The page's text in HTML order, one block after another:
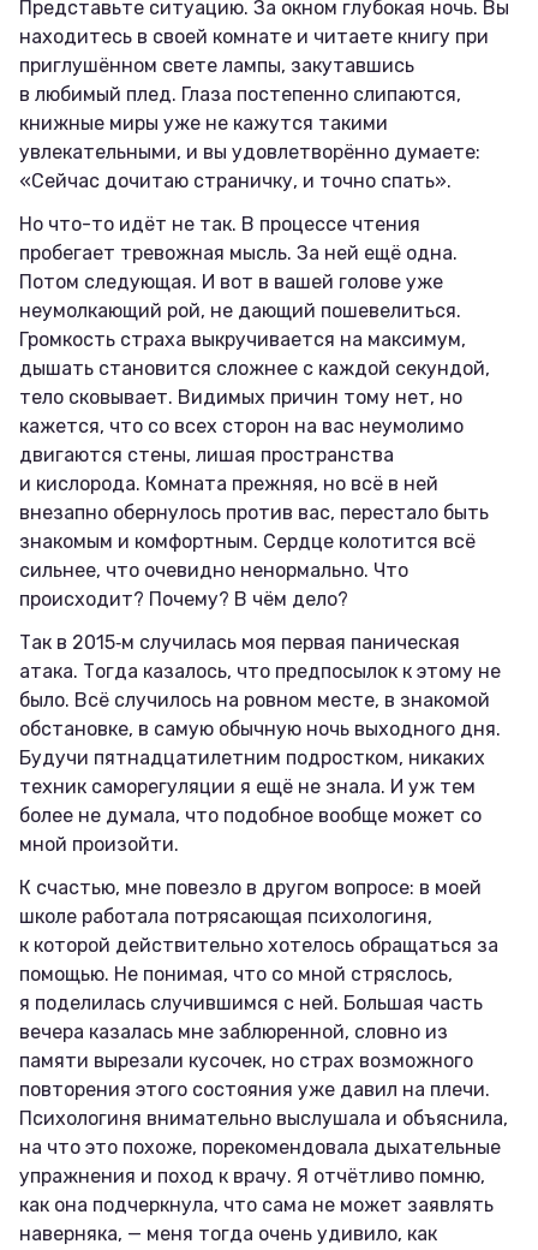
Представьте ситуацию. За окном глубокая ночь. Вы
находитесь в своей комнате и читаете книгу при
приглушённом свете лампы, закутавшись
в любимый плед. Глаза постепенно слипаются,
книжные миры уже не кажутся такими
увлекательными, и вы удовлетворённо думаете:
«Сейчас дочитаю страничку, и точно спать».
Но что-то идёт не так. В процессе чтения
пробегает тревожная мысль. За ней ещё одна.
Потом следующая. И вот в вашей голове уже
неумолкающий рой, не дающий пошевелиться.
Громкость страха выкручивается на максимум,
дышать становится сложнее с каждой секундой,
тело сковывает. Видимых причин тому нет, но
кажется, что со всех сторон на вас неумолимо
двигаются стены, лишая пространства
и кислорода. Комната прежняя, но всё в ней
внезапно обернулось против вас, перестало быть
знакомым и комфортным. Сердце колотится всё
сильнее, что очевидно ненормально. Что
происходит? Почему? В чём дело?
Так в 2015‑м случилась моя первая паническая
атака. Тогда казалось, что предпосылок к этому не
было. Всё случилось на ровном месте, в знакомой
обстановке, в самую обычную ночь выходного дня.
Будучи пятнадцатилетним подростком, никаких
техник саморегуляции я ещё не знала. И уж тем
более не думала, что подобное вообще может со
мной произойти.
К счастью, мне повезло в другом вопросе: в моей
школе работала потрясающая психологиня,
к которой действительно хотелось обращаться за
помощью. Не понимая, что со мной стряслось,
я поделилась случившимся с ней. Большая часть
вечера казалась мне заблюренной, словно из
памяти вырезали кусочек, но страх возможного
повторения этого состояния уже давил на плечи.
Психологиня внимательно выслушала и объяснила,
на что это похоже, порекомендовала дыхательные
упражнения и поход к врачу. Я отчётливо помню,
как она подчеркнула, что сама не может заявлять
наверняка, — меня тогда очень удивило, как